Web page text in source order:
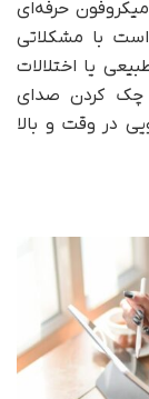
حرفه‌ای
با مشکلاتی
یا اختلالات
چک کردن صدای
در وقت و بالا